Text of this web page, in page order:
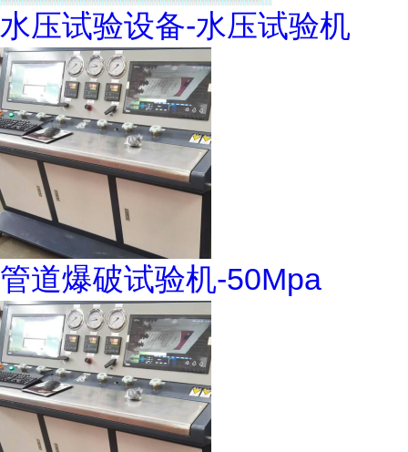
水压试验设备-水压试验机
管道爆破试验机-50Mpa